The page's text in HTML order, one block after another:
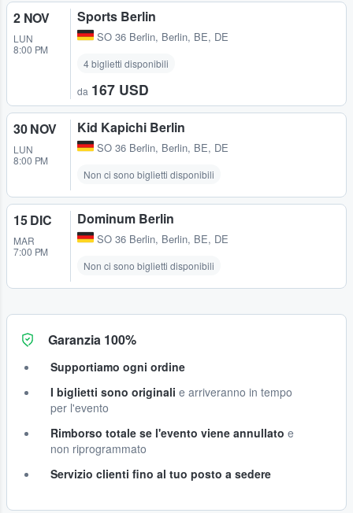
2 NOV
LUN
8:00 PM
Sports Berlin
SO 36 Berlin, Berlin, BE, DE
4 biglietti disponibili
da 167 USD
30 NOV
LUN
8:00 PM
Kid Kapichi Berlin
SO 36 Berlin, Berlin, BE, DE
Non ci sono biglietti disponibili
15 DIC
MAR
7:00 PM
Dominum Berlin
SO 36 Berlin, Berlin, BE, DE
Non ci sono biglietti disponibili
Garanzia 100%
Supportiamo ogni ordine
I biglietti sono originali e arriveranno in tempo
per l'evento
Rimborso totale se l'evento viene annullato e
non riprogrammato
Servizio clienti fino al tuo posto a sedere